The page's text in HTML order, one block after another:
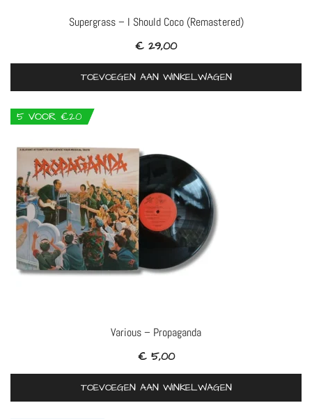
Supergrass – I Should Coco (remastered)
€ 29,00
TOEVOEGEN AAN WINKELWAGEN
5 VOOR €20
Various – Propaganda
€5,00
TOEVOEGEN AAN WINKELWAGEN